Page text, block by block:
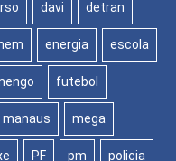
davi detran
energia escola
futebol
manaus mega
PF pm policia